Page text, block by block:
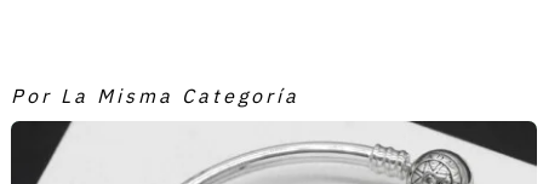
Por La Misma Categoría